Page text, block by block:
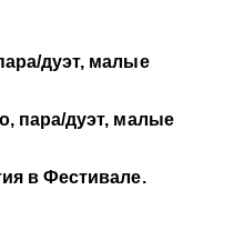
дуэт, малые
пара/дуэт, малые
в Фестивале.